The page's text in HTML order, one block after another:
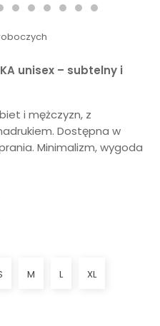
unisex – subtelny i
i mężczyzn, z
Dostępna w
Minimalizm, wygoda
M L XL